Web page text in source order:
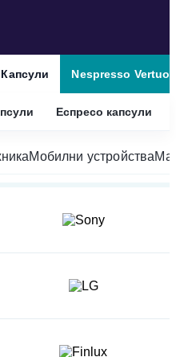
Капсули Nespresso Vertuo
Еспресо капсули
Мобилни устройства